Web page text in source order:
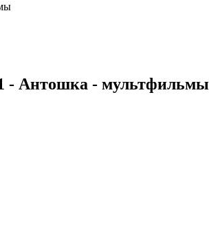
- Антошка - мультфильмы